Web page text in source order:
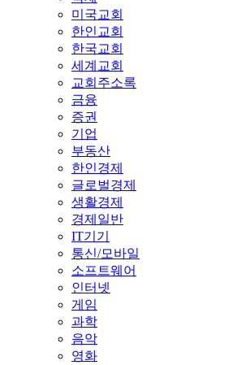
미국교회
한인교회
한국교회
세계교회
교회주소록
금융
증권
기업
부동산
한인경제
글로벌경제
생활경제
경제일반
IT기기
통신/모바일
소프트웨어
인터넷
게임
과학
음악
영화